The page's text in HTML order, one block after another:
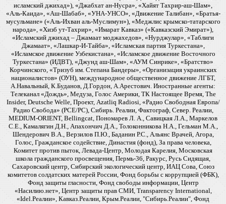
исламский джихад»), «Джабхат ан-Нусра», «Хайят Тахрир-аш-Шам»,
«Аль-Каида», «Аш-Шабаб», «УНА-УНСО», «Движение Талибан», «Братья-
мусульмане» («Аль-Ихван аль-Муслимун»), «Меджлис крымско-татарского
народа», «Хизб ут-Тахрир», «Имарат Кавказ» («Кавказский Эмират»),
«Исламский джихад – Джамаат моджахедов», «Нурджулар», «Таблиги
Джамаат», «Лашкар-И-Тайба», «Исламская партия Туркестана»,
«Исламское движение Узбекистана», «Исламское движение Восточного
Туркестана» (ИДВТ), «Джунд аш-Шам», «АУМ Синрике», «Братство»
Корчинского, «Тризуб им. Степана Бандеры», «Организация украинских
националистов» (ОУН), международное общественное движение ЛГБТ,
А.Навальный, К.Буданов, Д.Гордон, А.Арестович. Иностранные агенты:
Телеканал «Дождь», Медуза, Голос Америки, ТК Настоящее Время, The
Insider, Deutsche Welle, Проект, Azatliq Radiosi, «Радио Свободная Европа/
Радио Свобода» (PCE/PC), Сибирь. Реалии, Фактограф, Север. Реалии,
MEDIUM-ORIENT, Bellingcat, Пономарев Л. А., Савицкая Л.А., Маркелов
С.Е., Камалягин Д.Н., Апахончич Д.А., Толоконникова Н.А., Гельман М.А.,
Шендерович В.А., Верзилов П.Ю., Баданин Р.С., Альянс Врачей, Агора,
Голос, Гражданское содействие, Династия (фонд), За права человека,
Комитет против пыток, Левада-Центр, Молодая Карелия, Московская
школа гражданского просвещения, Пермь-36, Ракурс, Русь Сидящая,
Сахаровский центр, Сибирский экологический центр, ИАЦ Сова, Союз
комитетов солдатских матерей России, Фонд борьбы с коррупцией (ФБК),
Фонд защиты гласности, Фонд свободы информации, Центр
«Насилию.нет», Центр защиты прав СМИ, Transparency International,
«Idel.Реалии», Кавказ.Реалии, Крым.Реалии, "Сибирь.Реалии", Фонд